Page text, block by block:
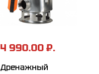
4 990.00 ₽.
Дренажный